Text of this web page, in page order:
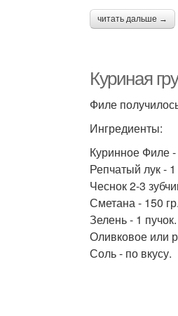
читать дальше →
Куриная
Филе
Ингредиенты:
Куринное Филе -
Репчатый лук -
Чеснок 2-3
Сметана - 150 гр.
Зелень - 1 пучок.
Оливковое или
Соль - по вкусу.